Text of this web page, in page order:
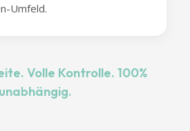
Umfeld.
Volle Kontrolle. 100%
unabhängig.